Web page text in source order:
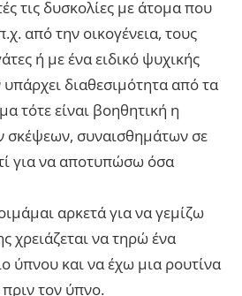
τις δυσκολίες με άτομα που
από την οικογένεια, τους
ή με ένα ειδικό ψυχικής
υπάρχει διαθεσιμότητα από τα
τότε είναι βοηθητική η
σκέψεων, συναισθημάτων σε
για να αποτυπώσω όσα
αρκετά για να γεμίζω
χρειάζεται να τηρώ ένα
ύπνου και να έχω μια ρουτίνα
τον ύπνο.